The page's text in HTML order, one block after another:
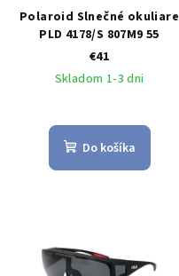
Polaroid Slnečné okuliare
PLD 4178/S 807M9 55
€41
Skladom 1-3 dni
Do košíka